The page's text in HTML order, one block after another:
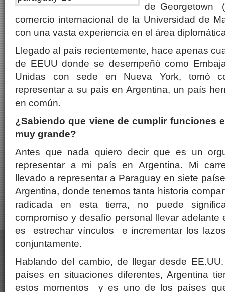
de Georgetown
comercio internacional de la Universidad de
con una vasta experiencia en el área
Llegado al país recientemente, hace apenas
de EEUU donde se desempeñò como
Unidas con sede en Nueva York, tomó
representar a su país en Argentina, un país
en común.
¿Sabiendo que viene de cumplir funciones
muy grande?
Antes que nada quiero decir que es un
representar a mi país en Argentina. Mi
llevado a representar a Paraguay en siete
Argentina, donde tenemos tanta historia
radicada en esta tierra, no puede
compromiso y desafío personal llevar
es estrechar vínculos e incrementar los
conjuntamente.
Hablando del cambio, de llegar desde
países en situaciones diferentes, Argentina
estos momentos y es uno de los países